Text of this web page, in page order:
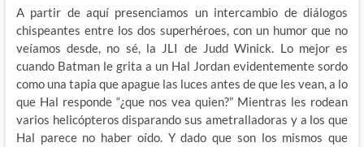
A partir de aquí presenciamos un intercambio de diálogos
chispeantes entre los dos superhéroes, con un humor que no
veíamos desde, no sé, la JLI de Judd Winick. Lo mejor es
cuando Batman le grita a un Hal Jordan evidentemente sordo
como una tapia que apague las luces antes de que les vean, a lo
que Hal responde “¿que nos vea quien?” Mientras les rodean
varios helicópteros disparando sus ametralladoras y a los que
Hal parece no haber oído. Y dado que son los mismos que